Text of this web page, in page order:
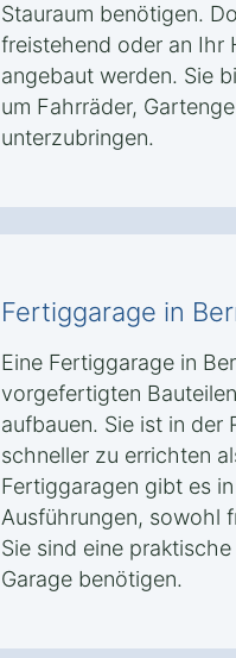
Stauraum benötigen.
freistehend oder an Ihr
angebaut werden. Sie
um Fahrräder,
unterzubringen.
Fertiggarage in
Eine Fertiggarage in
vorgefertigten
aufbauen. Sie ist in der
schneller zu errichten
Fertiggaragen gibt es
Ausführungen, sowohl
Sie sind eine
Garage benötigen.